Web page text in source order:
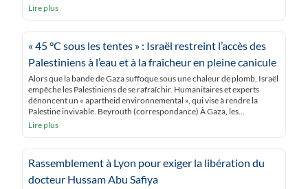
Lire plus
« 45 °C sous les tentes » : Israël restreint l’accès des
Palestiniens à l’eau et à la fraîcheur en pleine canicule
Alors que la bande de Gaza suffoque sous une chaleur de plomb, Israël
empêche les Palestiniens de se rafraîchir. Humanitaires et experts
dénoncent un « apartheid environnemental », qui vise à rendre la
Palestine invivable. Beyrouth (correspondance) À Gaza, les
Palestiniens étouffent. Sous les tentes, dans une humidité totale due à
Lire plus
Rassemblement à Lyon pour exiger la libération du
docteur Hussam Abu Safiya